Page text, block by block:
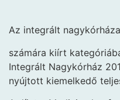
Az integrált
számára kiírt
Integrált Nagykórház
nyújtott kiemelkedő